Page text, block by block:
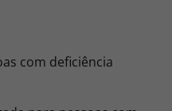
com deficiência